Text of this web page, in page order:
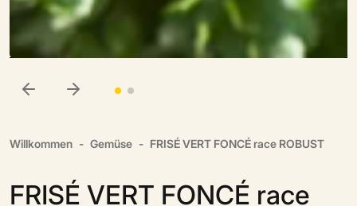
Willkommen Gemüse FRISÉ VERT FONCÉ race ROBUST
FRISÉ VERT FONCÉ race